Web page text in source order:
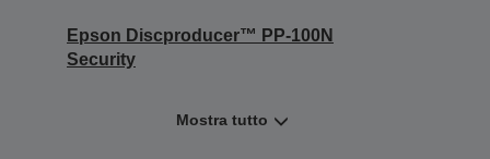
Epson Discproducer™ PP-100N
Security
Mostra tutto